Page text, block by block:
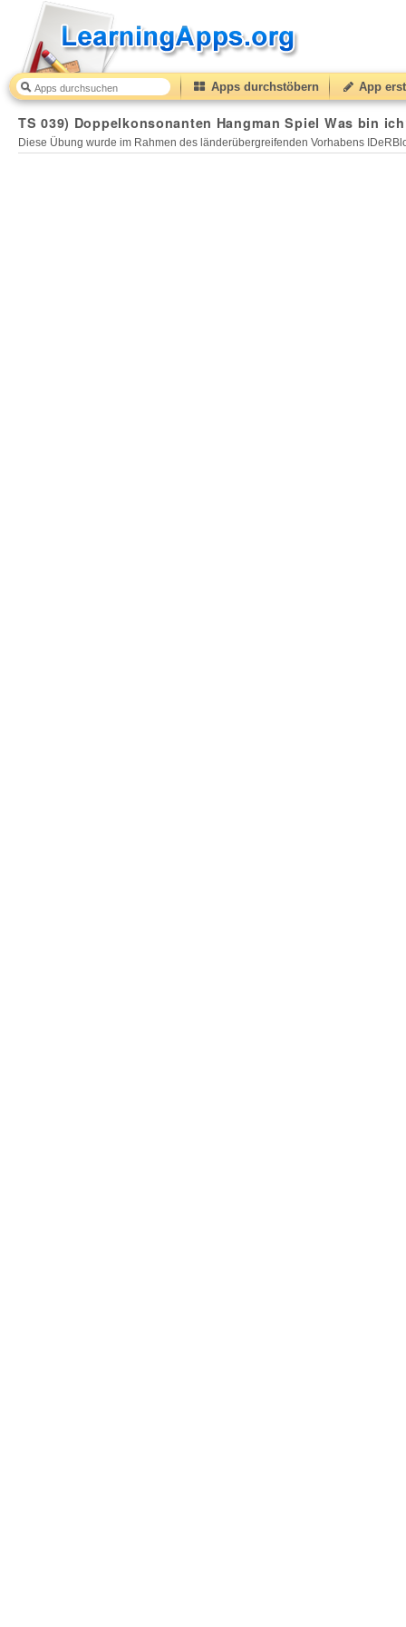
Apps durchstöbern App
TS 039) Doppelkonsonanten Hangman Spiel Was bin
Diese Übung wurde im Rahmen des länderübergreifenden Vorhabens